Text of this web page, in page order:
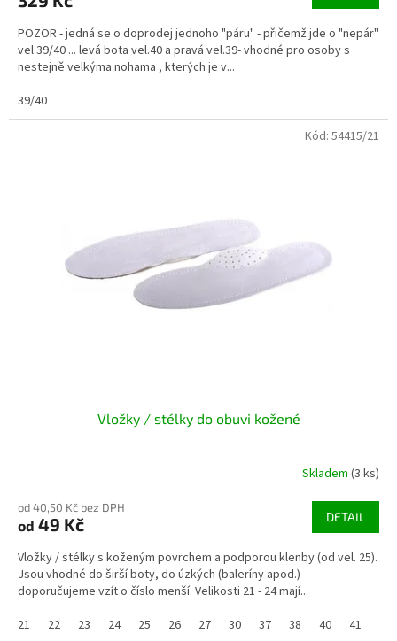
POZOR - jedná se o doprodej jednoho "páru" - přičemž jde o "nepár"
vel.39/40 ... levá bota vel.40 a pravá vel.39- vhodné pro osoby s
nestejně velkýma nohama , kterých je v...
39/40
Vložky / stélky do obuvi kožené
Skladem (3 ks)
od 40,50 Kč bez DPH
od 49 Kč DETAIL
Vložky / stélky s koženým povrchem a podporou klenby (od vel. 25).
Jsou vhodné do širší boty, do úzkých (baleríny apod.)
doporučujeme vzít o číslo menší. Velikosti 21 - 24 mají...
21
22 23 24 25 26 27 30 37 38 40 41
Kód: 54415/21